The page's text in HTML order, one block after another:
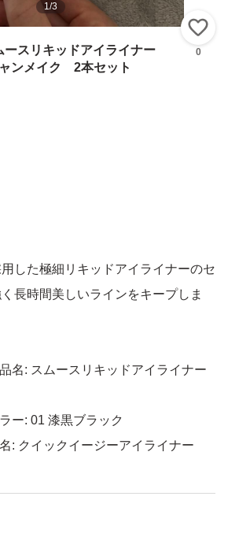
1/3
ースリキッドアイライナー
ンメイク 2本セット
0
した極細リキッドアイライナーのセ
長時間美しいラインをキープしま
名: スムースリキッドアイライナー
ー: 01 漆黒ブラック
: クイックイージーアイライナー
: 02 チェリーブラウン
ーフ・お湯でオフ可能